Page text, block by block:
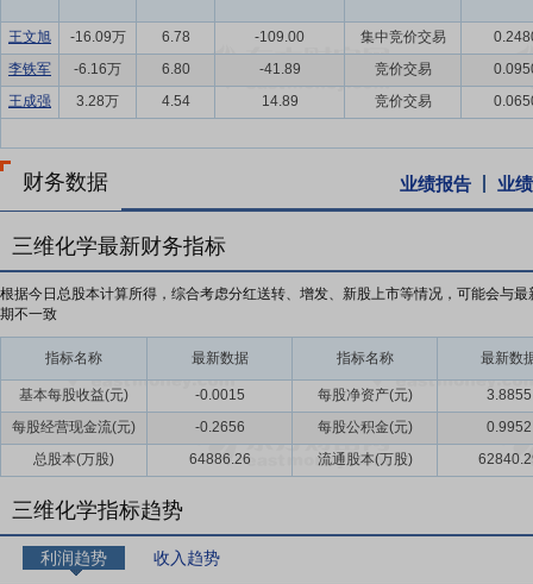
王文旭 -16.09万 6.78 -109.00 集中竞价交易
李铁军
-6.16万 6.80 -41.89 竞价交易
王成强
3.28万 4.54 14.89 竞价交易
财务数据 业绩报告 业
三维化学最新财务指标
根据今日总股本计算所得，综合考虑分红送转、增发、新股上市等情况，可能会与最
期不一致
指标名称 最新数据 指标名称 最新数
基本每股收益(元) -0.0015 每股净资产(元)
3.8855
每股经营现金流(元)
-0.2656 每股公积金(元)
0.9952
总股本(万股)
64886.26 流通股本(万股)
三维化学指标趋势
利润趋势 收入趋势